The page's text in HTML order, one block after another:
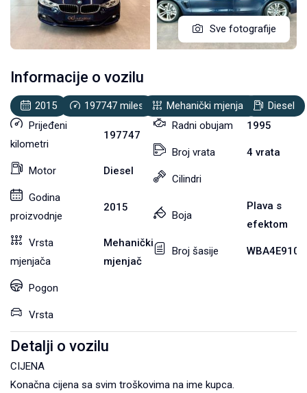
Sve fotografije
Informacije o vozilu
2015 197747 miles Mehanički mjenjač
Diesel
Prijeđeni
kilometri
197747
Motor Diesel
Godina
proizvodnje
2015
Vrsta
mjenjača
Mehanički
mjenjač
Pogon
Vrsta
Radni obujam 1995
Broj vrata 4 vrata
Cilindri
Boja
Plava s
efektom
Broj šasije
Detalji o vozilu
CIJENA
Konačna cijena sa svim troškovima na ime kupca.